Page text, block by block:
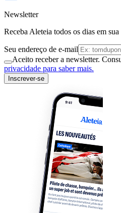
Newsletter
Receba Aleteia todos os dias em
Seu endereço de e-mail
Aceito receber a newsletter.
privacidade para saber mais.
Inscrever-se